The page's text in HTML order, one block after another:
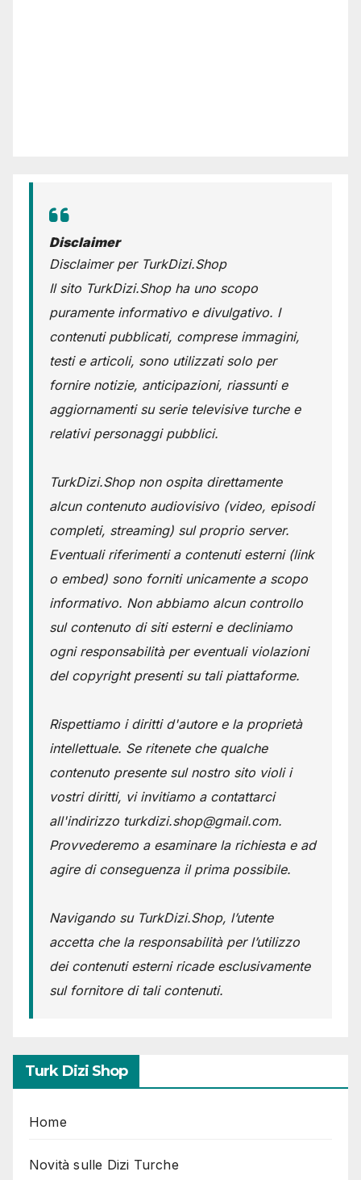
Disclaimer
Disclaimer per TurkDizi.Shop
Il sito TurkDizi.Shop ha uno scopo
puramente informativo e divulgativo. I
contenuti pubblicati, comprese immagini,
testi e articoli, sono utilizzati solo per
fornire notizie, anticipazioni, riassunti e
aggiornamenti su serie televisive turche e
relativi personaggi pubblici.
TurkDizi.Shop non ospita direttamente
alcun contenuto audiovisivo (video, episodi
completi, streaming) sul proprio server.
Eventuali riferimenti a contenuti esterni (link
o embed) sono forniti unicamente a scopo
informativo. Non abbiamo alcun controllo
sul contenuto di siti esterni e decliniamo
ogni responsabilità per eventuali violazioni
del copyright presenti su tali piattaforme.
Rispettiamo i diritti d'autore e la proprietà
intellettuale. Se ritenete che qualche
contenuto presente sul nostro sito violi i
vostri diritti, vi invitiamo a contattarci
all'indirizzo turkdizi.shop@gmail.com.
Provvederemo a esaminare la richiesta e ad
agire di conseguenza il prima possibile.
Navigando su TurkDizi.Shop, l’utente
accetta che la responsabilità per l’utilizzo
dei contenuti esterni ricade esclusivamente
sul fornitore di tali contenuti.
Turk Dizi Shop
Home
Novità sulle Dizi Turche